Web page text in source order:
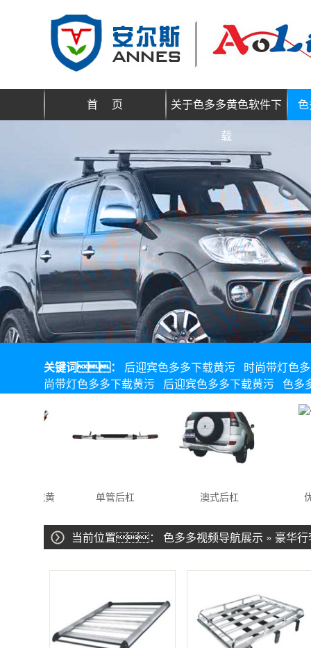
首 页 关于色多多黄色软件下
载
色
关键词： 后迎宾色多多下载黄污 时尚带灯色
尚带灯色多多下载黄污 后迎宾色多多下载黄污 色多
单管后杠 澳式后杠 优
当前位置： 色多多视频导航展示 » 豪华